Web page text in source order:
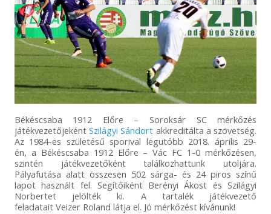
Békéscsaba 1912 Előre – Soroksár SC mérkőzés
játékvezetőjekéntSzilágyi Sándort akkreditálta a szövetség.
Az 1984-es születésű sporival legutóbb 2018. április 29-
én, a Békéscsaba 1912 Előre – Vác FC 1-0 mérkőzésen,
szintén játékvezetőként találkozhattunk utoljára.
Pályafutása alatt összesen 502 sárga- és 24 piros színű
lapot használt fel. Segítőiként Berényi Ákost és Szilágyi
Norbertet jelölték ki. A tartalék játékvezető
feladatait Veizer Roland látja el. Jó mérkőzést kívánunk!